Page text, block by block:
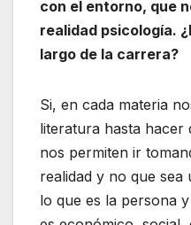
con el entorno, que
realidad psicología.
largo de la carrera?
Si, en cada materia
literatura hasta hacer
nos permiten ir
realidad y no que sea
lo que es la persona